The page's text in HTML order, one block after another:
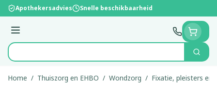
Ga naar de inhoud
Apothekersadvies Snelle beschikbaarheid
Menu
Product, merk, categorie...
Zoek
Home / Thuiszorg en EHBO / Wondzorg / Fixatie, pleisters en